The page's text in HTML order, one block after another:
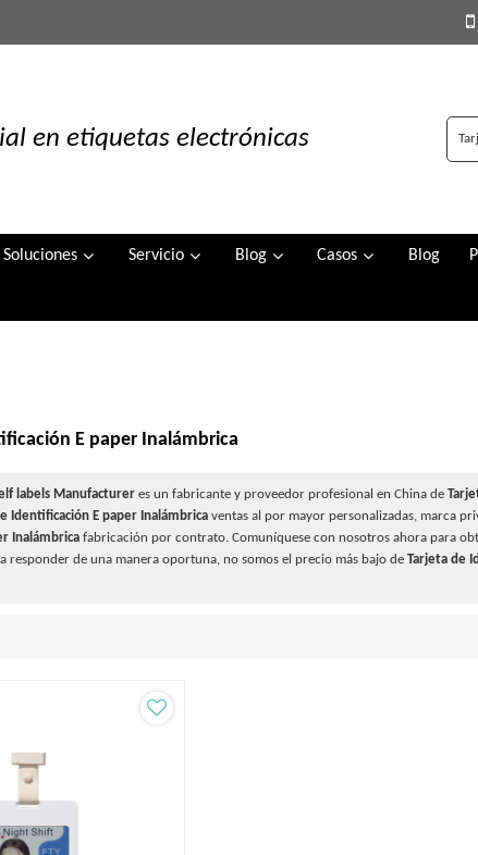
en etiquetas electrónicas
Soluciones Servicio Blog Casos Blog
E paper Inalámbrica
labels Manufacturer es un fabricante y proveedor profesional en China de
Identificación E paper Inalámbrica ventas al por mayor personalizadas, marca
Inalámbrica fabricación por contrato. Comuníquese con nosotros ahora para
a responder de una manera oportuna, no somos el precio más bajo de Tarjeta de